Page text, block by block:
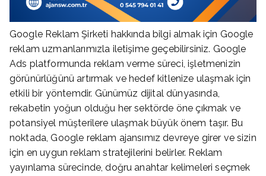
Google Reklam Şirketi hakkında bilgi almak için Google
reklam uzmanlarımızla iletişime geçebilirsiniz. Google
Ads platformunda reklam verme süreci, işletmenizin
görünürlüğünü artırmak ve hedef kitlenize ulaşmak için
etkili bir yöntemdir. Günümüz dijital dünyasında,
rekabetin yoğun olduğu her sektörde öne çıkmak ve
potansiyel müşterilere ulaşmak büyük önem taşır. Bu
noktada, Google reklam ajansımız devreye girer ve sizin
için en uygun reklam stratejilerini belirler. Reklam
yayınlama sürecinde, doğru anahtar kelimeleri seçmek